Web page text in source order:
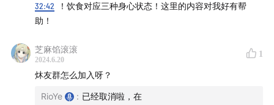
🪐 关于「
Hi，大家好，我们是「炑星迹」主理人 Rio 和 Cen，
我们
用修行的方式生活，以臣服的心态创业。我们相信人性中
32:42
！饮食对应三种身心状态！这里的内容对我好有帮
助！
芝麻馅滚滚
2024.6.20
1
炑友群怎么加入呀？
RioYe : 已经取消啦，在